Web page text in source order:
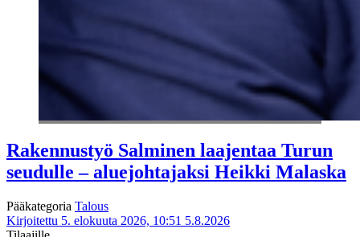
Rakennustyö Salminen laajentaa Turun
seudulle – aluejohtajaksi Heikki Malaska
Pääkategoria Talous
Kirjoitettu 5. elokuuta 2026, 10:51 5.8.2026